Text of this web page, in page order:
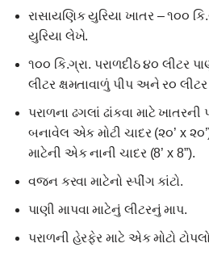
રાસાયણિક યુરિયા ખાતર – ૧૦૦
યુરિયા લેખે.
૧૦૦ કિ.ગ્રા. પરાળદીઠ ૪૦ લીટર
લીટર ક્ષમતાવાળું પીપ અને ર૦
પરાળના ઢગલાં ઢાંકવા માટે ખાતરની
બનાવેલ એક મોટી ચાદર (૨૦’ x
માટેની એક નાની ચાદર (8’ x 8”).
વજન કરવા માટેનો સ્પીંગ કાંટો.
પાણી માપવા માટેનું લીટરનું માપ.
પરાળની હેરફેર માટે એક મોટો